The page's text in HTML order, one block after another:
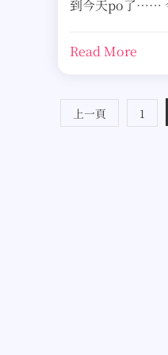
到今天po了……
Read More
文上一頁 1